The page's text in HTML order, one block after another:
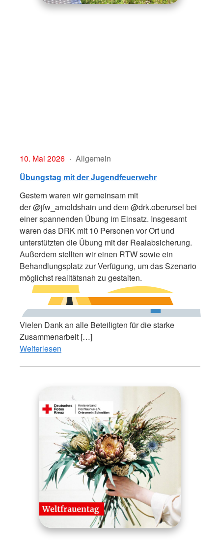
10. Mai 2026
Allgemein
Übungstag mit der Jugendfeuerwehr
Gestern waren wir gemeinsam mit
der @jfw_arnoldshain und dem @drk.oberursel bei
einer spannenden Übung im Einsatz. Insgesamt
waren das DRK mit 10 Personen vor Ort und
unterstützten die Übung mit der Realabsicherung.
Außerdem stellten wir einen RTW sowie ein
Behandlungsplatz zur Verfügung, um das Szenario
möglichst realitätsnah zu gestalten.
Vielen Dank an alle Beteiligten für die starke
Zusammenarbeit […]
Weiterlesen